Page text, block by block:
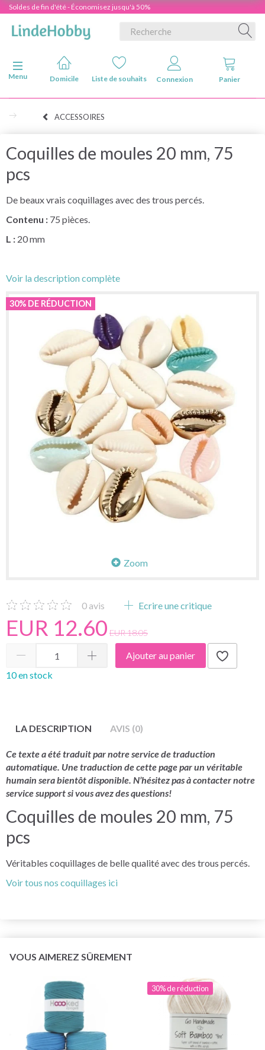
Soldes de fin d'été - Économisez jusqu'à 50%
Basculer la navigation
Menu
Domicile Liste de souhaits Connexion Panier
ACCESSOIRES
Coquilles de moules 20 mm, 75
pcs
De beaux vrais coquillages avec des trous percés.
Contenu : 75 pièces.
L : 20 mm
Voir la description complète
30% DE RÉDUCTION
Zoom
0 avis Ecrire une critique
EUR 12.60 EUR 18.05
Ajouter au panier
10 en stock
LA DESCRIPTION AVIS (0)
Ce texte a été traduit par notre service de traduction
automatique. Une traduction de cette page par un véritable
humain sera bientôt disponible. N’hésitez pas à contacter notre
service support si vous avez des questions!
Coquilles de moules 20 mm, 75
pcs
Véritables coquillages de belle qualité avec des trous percés.
Voir tous nos coquillages ici
VOUS AIMEREZ SÛREMENT
30% de réduction